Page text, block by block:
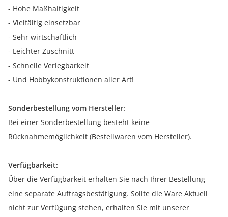
- Hohe Maßhaltigkeit
- Vielfältig einsetzbar
- Sehr wirtschaftlich
- Leichter Zuschnitt
- Schnelle Verlegbarkeit
- Und Hobbykonstruktionen aller Art!
Sonderbestellung vom Hersteller:
Bei einer Sonderbestellung besteht keine
Rücknahmemöglichkeit (Bestellwaren vom Hersteller).
Verfügbarkeit:
Über die Verfügbarkeit erhalten Sie nach Ihrer Bestellung
eine separate Auftragsbestätigung. Sollte die Ware Aktuell
nicht zur Verfügung stehen, erhalten Sie mit unserer